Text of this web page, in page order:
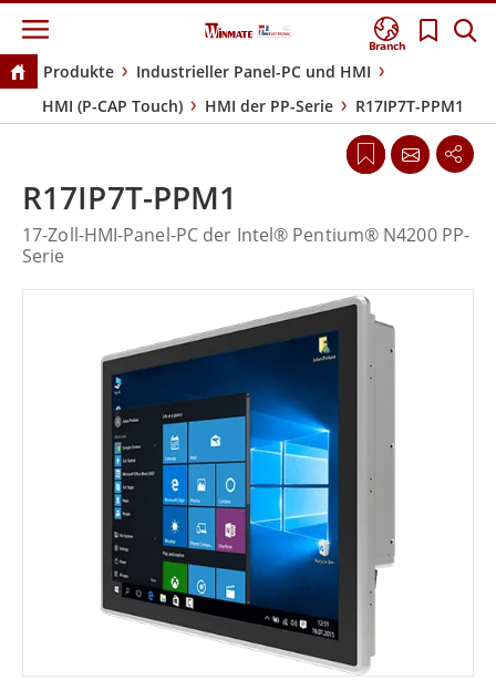
Branch
Produkte
Industrieller Panel-PC und HMI
HMI (P-CAP Touch)
HMI der PP-Serie R17IP7T-PPM1
R17IP7T-PPM1
17-Zoll-HMI-Panel-PC der Intel® Pentium® N4200 PP-
Serie